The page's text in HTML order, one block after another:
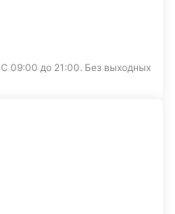
С 09:00 до 21:00. Без выходных